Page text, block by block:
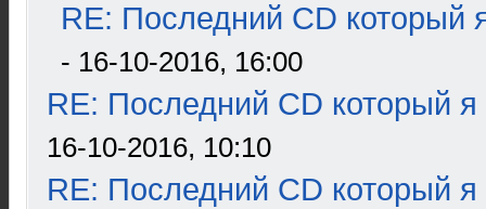
RE: Последний CD который
- 16-10-2016, 16:00
RE: Последний CD который я
16-10-2016, 10:10
RE: Последний CD который я